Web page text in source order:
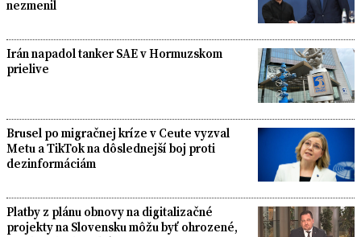
nezmenil
Irán napadol tanker SAE v Hormuzskom
prielive
Brusel po migračnej kríze v Ceute vyzval
Metu a TikTok na dôslednejší boj proti
dezinformáciám
Platby z plánu obnovy na digitalizačné
projekty na Slovensku môžu byť ohrozené,